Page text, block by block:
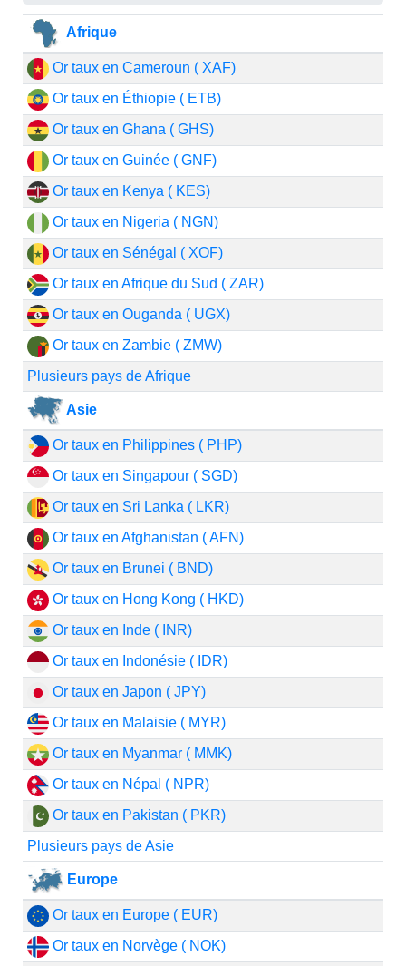
Afrique
Or taux en Cameroun ( XAF)
Or taux en Éthiopie ( ETB)
Or taux en Ghana ( GHS)
Or taux en Guinée ( GNF)
Or taux en Kenya ( KES)
Or taux en Nigeria ( NGN)
Or taux en Sénégal ( XOF)
Or taux en Afrique du Sud ( ZAR)
Or taux en Ouganda ( UGX)
Or taux en Zambie ( ZMW)
Plusieurs pays de Afrique
Asie
Or taux en Philippines ( PHP)
Or taux en Singapour ( SGD)
Or taux en Sri Lanka ( LKR)
Or taux en Afghanistan ( AFN)
Or taux en Brunei ( BND)
Or taux en Hong Kong ( HKD)
Or taux en Inde ( INR)
Or taux en Indonésie ( IDR)
Or taux en Japon ( JPY)
Or taux en Malaisie ( MYR)
Or taux en Myanmar ( MMK)
Or taux en Népal ( NPR)
Or taux en Pakistan ( PKR)
Plusieurs pays de Asie
Europe
Or taux en Europe ( EUR)
Or taux en Norvège ( NOK)